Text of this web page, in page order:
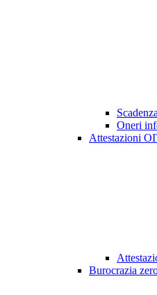
Oneri
Attestazioni
Burocrazia